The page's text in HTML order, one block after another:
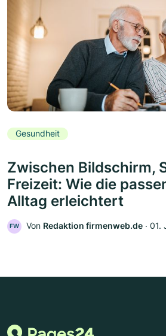
Gesundheit
Zwischen Bildschirm,
Freizeit: Wie die
Alltag erleichtert
FW Von Redaktion firmenweb.de ‧ 01.